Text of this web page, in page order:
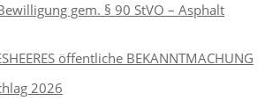
gem. § 90 StVO – Asphalt
öffentliche BEKANNTMACHUNG
2026